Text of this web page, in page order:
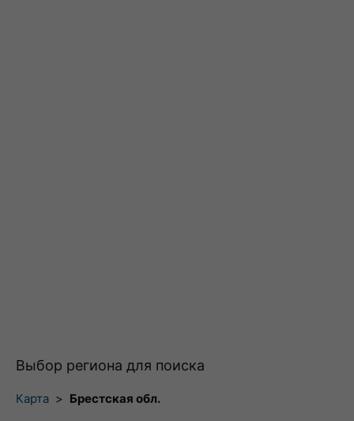
Выбор региона для поиска
Карта > Брестская обл.